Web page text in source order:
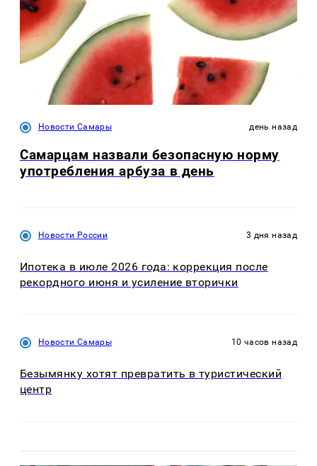
Новости Самары день назад
Самарцам назвали безопасную норму
употребления арбуза в день
Новости России 3 дня назад
Ипотека в июле 2026 года: коррекция после
рекордного июня и усиление вторички
Новости Самары 10 часов назад
Безымянку хотят превратить в туристический
центр